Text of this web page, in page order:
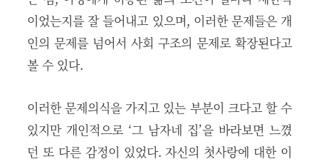
이었는지를 잘 들어내고 있으며, 이러한 문제들은 개
인의 문제를 넘어서 사회 구조의 문제로 확장된다고
볼 수 있다.
이러한 문제의식을 가지고 있는 부분이 크다고 할 수
있지만 개인적으로 ‘그 남자네 집’을 바라보면 느꼈
던 또 다른 감정이 있었다. 자신의 첫사랑에 대한 이